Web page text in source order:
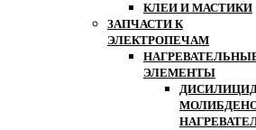
КЛЕИ И МАСТИКИ
ЗАПЧАСТИ К
ЭЛЕКТРОПЕЧАМ
ЭЛЕМЕНТЫ